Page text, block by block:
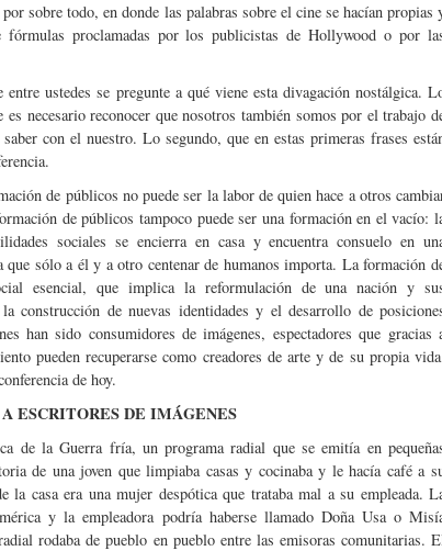
sobre todo, en donde las palabras sobre el cine se hacían propias
proclamadas por los publicistas de Hollywood o por
ustedes se pregunte a qué viene esta divagación nostálgica.
necesario reconocer que nosotros también somos por el trabajo
con el nuestro. Lo segundo, que en estas primeras frases
de públicos no puede ser la labor de quien hace a otros
de públicos tampoco puede ser una formación en el vacío:
sociales se encierra en casa y encuentra consuelo en
que sólo a él y a otro centenar de humanos importa. La formación
esencial, que implica la reformulación de una nación y
construcción de nuevas identidades y el desarrollo de
han sido consumidores de imágenes, espectadores que gracias
pueden recuperarse como creadores de arte y de su propia
de hoy.
ESCRITORES DE IMÁGENES
de la Guerra fría, un programa radial que se emitía en
de una joven que limpiaba casas y cocinaba y le hacía café a
la casa era una mujer despótica que trataba mal a su empleada.
y la empleadora podría haberse llamado Doña Usa o
rodaba de pueblo en pueblo entre las emisoras comunitarias.